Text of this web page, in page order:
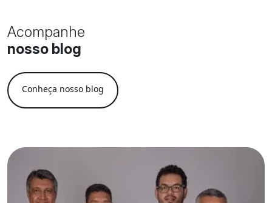
Acompanhe
nosso blog
Conheça nosso blog